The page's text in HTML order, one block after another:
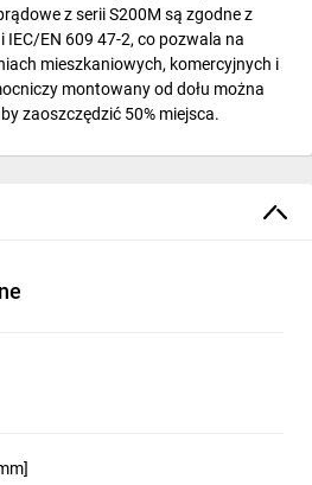
z serii S200M są zgodne z
IEC/EN 609 47-2, co pozwala na
mieszkaniowych, komercyjnych i
montowany od dołu można
zaoszczędzić 50% miejsca.